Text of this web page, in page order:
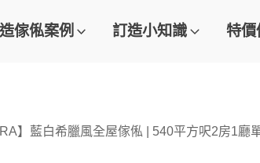
傢俬案例 訂造小知識 特價
】藍白希臘風全屋傢俬 | 540平方呎2房1廳